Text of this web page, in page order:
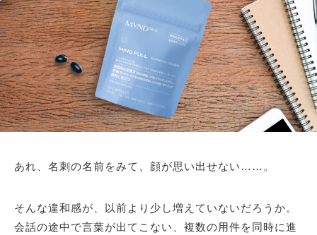
あれ、名刺の名前をみて、顔が思い出せない……。
そんな違和感が、以前より少し増えていないだろうか。
会話の途中で言葉が出てこない、複数の用件を同時に進